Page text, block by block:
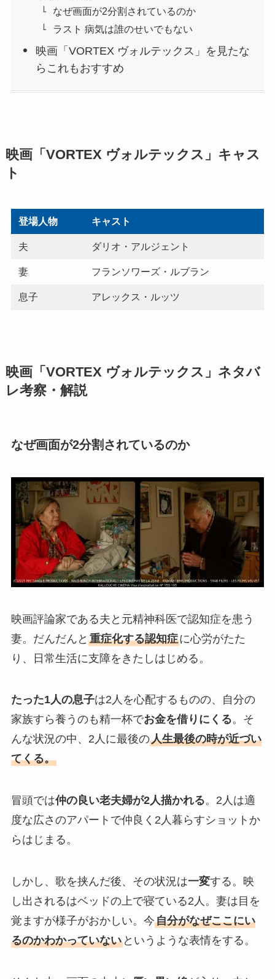
なぜ画面が2分割されているのか
ラスト 病気は誰のせいでもない
映画「VORTEX ヴォルテックス」を見たな
らこれもおすすめ
映画「VORTEX ヴォルテックス」キャス
ト
登場人物 キャスト
夫 ダリオ・アルジェント
妻 フランソワーズ・ルブラン
息子 アレックス・ルッツ
映画「VORTEX ヴォルテックス」ネタバ
レ考察・解説
なぜ画面が2分割されているのか
映画評論家である夫と元精神科医で認知症を患う
妻。だんだんと 重症化する認知症に心労がたた
り、日常生活に支障をきたしはじめる。
たった1人の息子は2人を心配するものの、自分の
家族すら養うのも精一杯でお金を借りにくる。そ
んな状況の中、2人に最後の人生最後の時が近づい
てくる。
冒頭では仲の良い老夫婦が2人描かれる。2人は適
度な広さのアパートで仲良く2人暮らすショットか
らはじまる。
しかし、歌を挟んだ後、その状況は一変する。映
し出されるはベッドの上で寝ている2人。妻は目を
覚ますが様子がおかしい。今自分がなぜここにい
るのかわかっていないというような表情をする。